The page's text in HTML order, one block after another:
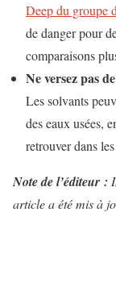
Deep du groupe
de danger pour
comparaisons
Ne versez pas
Les solvants
des eaux usées,
retrouver dans
Note de l’éditeur :
article a été mis à